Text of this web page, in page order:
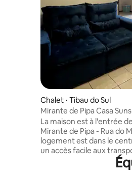
Chalet ⋅ Tibau do Sul
Mirante de Pipa Casa
chambres complètes
La maison est à l'entrée
Mirante de Pipa - Rua do
logement est dans le
un accès facile aux
commun. Le logement
entièrement équipé